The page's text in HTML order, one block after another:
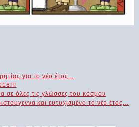
για το νέο έτος...
σε όλες τις γλώσσες του κόσμου
και ευτυχισμένο το νέο έτος...